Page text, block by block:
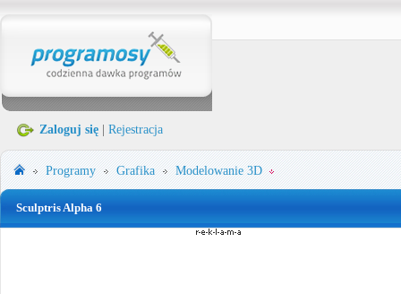
Zaloguj się Rejestracja
Programy Grafika Modelowanie 3D
Sculptris Alpha 6